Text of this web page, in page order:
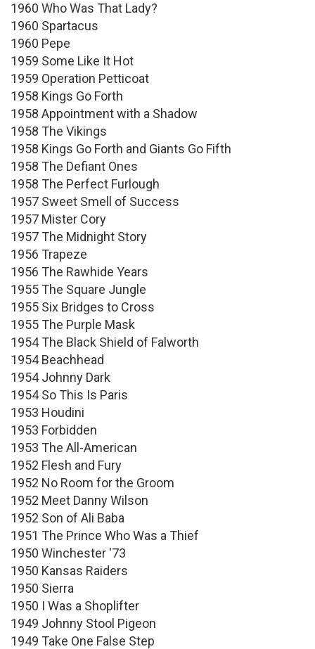
1960 Who Was That Lady?
1960 Spartacus
1960 Pepe
1959 Some Like It Hot
1959 Operation Petticoat
1958 Kings Go Forth
1958 Appointment with a Shadow
1958 The Vikings
1958 Kings Go Forth and Giants Go Fifth
1958 The Defiant Ones
1958 The Perfect Furlough
1957 Sweet Smell of Success
1957 Mister Cory
1957 The Midnight Story
1956 Trapeze
1956 The Rawhide Years
1955 The Square Jungle
1955 Six Bridges to Cross
1955 The Purple Mask
1954 The Black Shield of Falworth
1954 Beachhead
1954 Johnny Dark
1954 So This Is Paris
1953 Houdini
1953 Forbidden
1953 The All-American
1952 Flesh and Fury
1952 No Room for the Groom
1952 Meet Danny Wilson
1952 Son of Ali Baba
1951 The Prince Who Was a Thief
1950 Winchester '73
1950 Kansas Raiders
1950 Sierra
1950 I Was a Shoplifter
1949 Johnny Stool Pigeon
1949 Take One False Step